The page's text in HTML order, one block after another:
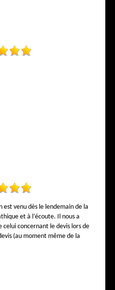
venu dès le lendemain de la
et à l’écoute. Il nous a
celui concernant le devis lors de
(au moment même de la